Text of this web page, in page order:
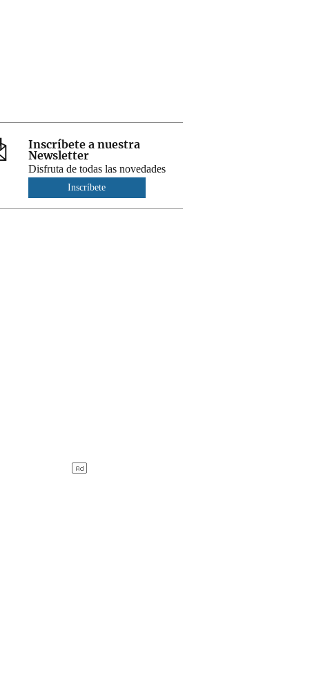
Inscríbete a nuestra
Newsletter
Disfruta de todas las novedades
Inscríbete